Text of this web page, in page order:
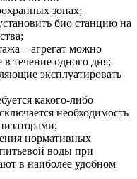
зонах;
био станцию на
– агрегат можно
в течение одного дня;
эксплуатировать
какого-либо
необходимость
нормативных
воды при
в наиболее удобном